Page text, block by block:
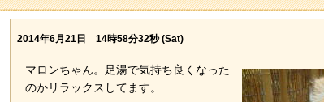
2014年6月21日 14時58分32秒 (Sat)
マロンちゃん。足湯で気持ち良くなった
のかリラックスしてます。